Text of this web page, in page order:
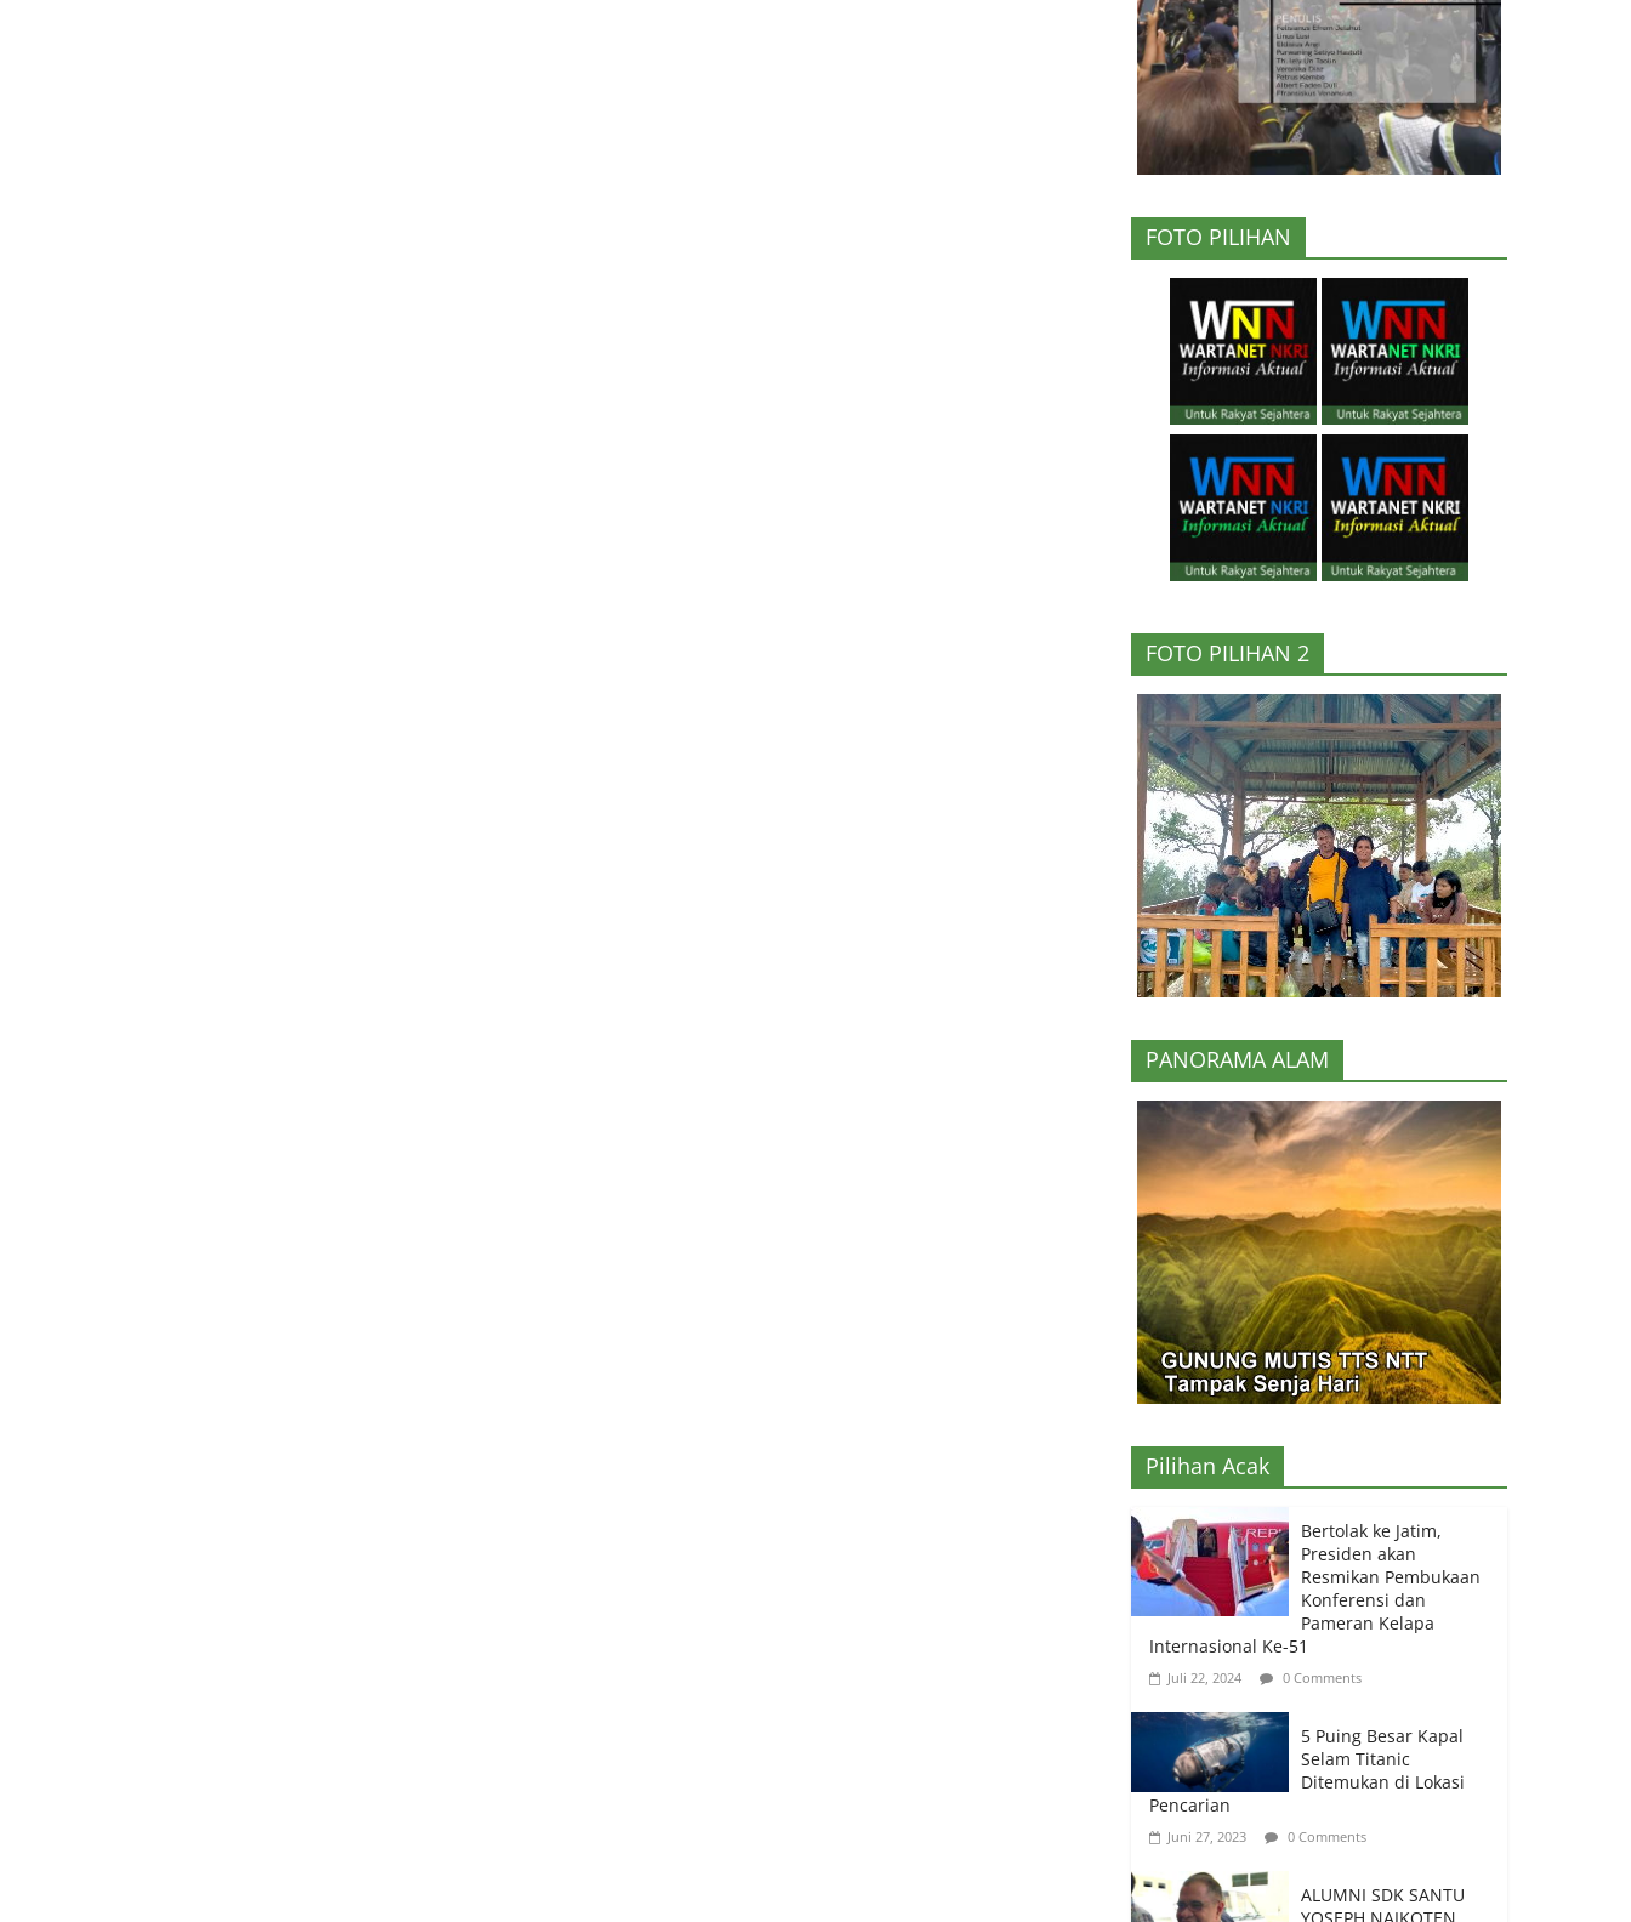
FOTO PILIHAN
FOTO PILIHAN 2
PANORAMA ALAM
Pilihan Acak
Bertolak ke Jatim,
Presiden akan
Resmikan Pembukaan
Konferensi dan
Pameran Kelapa
Internasional Ke-51
Juli 22, 2024 0 Comments
5 Puing Besar Kapal
Selam Titanic
Ditemukan di Lokasi
Pencarian
Juni 27, 2023 0 Comments
ALUMNI SDK SANTU
YOSEPH NAIKOTEN